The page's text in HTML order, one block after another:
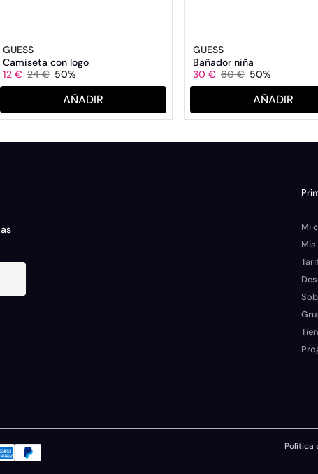
GUESS
Camiseta con logo
12 € 24 € 50%
AÑADIR
GUESS
Bañador niña
30 € 60 € 50%
AÑADIR
Mi
Política